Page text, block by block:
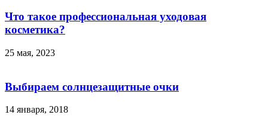
Что такое профессиональная уходовая
косметика?
25 мая, 2023
Выбираем солнцезащитные очки
14 января, 2018